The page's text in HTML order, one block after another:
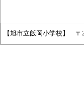
【旭市立飯岡小学校】 〒